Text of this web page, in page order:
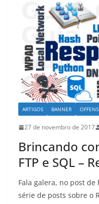
ARTIGOS BANNER
27 de novembro de 2017
Brincando
FTP e SQL –
Fala galera, no post
série de posts sobre o